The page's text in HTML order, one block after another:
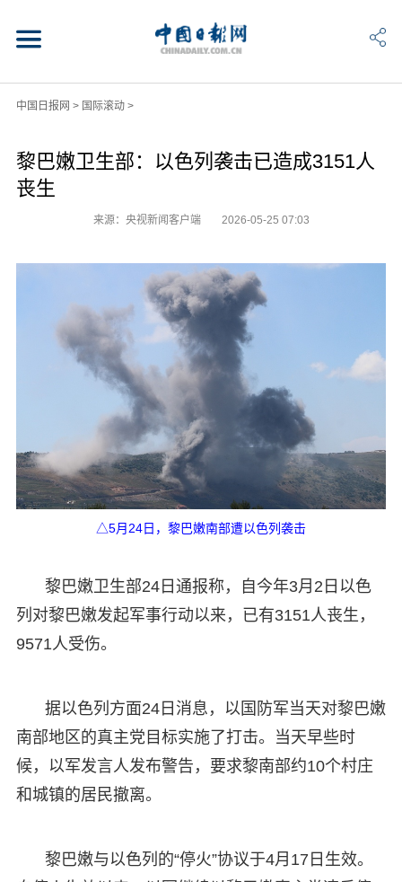
中国日报网 > 国际滚动>
黎巴嫩卫生部：以色列袭击已造成3151人
丧生
来源：央视新闻客户端 2026-05-25 07:03
△5月24日，黎巴嫩南部遭以色列袭击
黎巴嫩卫生部24日通报称，自今年3月2日以色
列对黎巴嫩发起军事行动以来，已有3151人丧生，
9571人受伤。
据以色列方面24日消息，以国防军当天对黎巴嫩
南部地区的真主党目标实施了打击。当天早些时
候，以军发言人发布警告，要求黎南部约10个村庄
和城镇的居民撤离。
黎巴嫩与以色列的“停火”协议于4月17日生效。